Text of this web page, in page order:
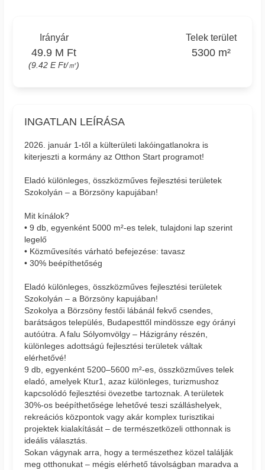
Irányár
49.9 M Ft
(9.42 E Ft/㎡)
Telek terület
5300 m²
INGATLAN LEÍRÁSA
2026. január 1-től a külterületi lakóingatlanokra is
kiterjeszti a kormány az Otthon Start programot!
Eladó különleges, összközműves fejlesztési területek
Szokolyán – a Börzsöny kapujában!
Mit kínálok?
• 9 db, egyenként 5000 m²-es telek, tulajdoni lap szerint
legelő
• Közművesítés várható befejezése: tavasz
• 30% beépíthetőség
Eladó különleges, összközműves fejlesztési területek
Szokolyán – a Börzsöny kapujában!
Szokolya a Börzsöny festői lábánál fekvő csendes,
barátságos település, Budapesttől mindössze egy órányi
autóútra. A falu Sólyomvölgy – Házigrány részén,
különleges adottságú fejlesztési területek váltak
elérhetővé!
9 db, egyenként 5200–5600 m²-es, összközműves telek
eladó, amelyek Ktur1, azaz különleges, turizmushoz
kapcsolódó fejlesztési övezetbe tartoznak. A területek
30%-os beépíthetősége lehetővé teszi szálláshelyek,
rekreációs központok vagy akár komplex turisztikai
projektek kialakítását – de természetközeli otthonnak is
ideális választás.
Sokan vágynak arra, hogy a természethez közel találják
meg otthonukat – mégis elérhető távolságban maradva a